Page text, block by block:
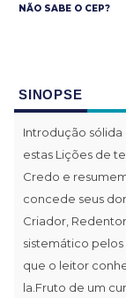
NÃO SABE O CEP?
SINOPSE
Introdução sólida
estas Lições de
Credo e
concede seus
Criador,
sistemático
que o leitor
la.Fruto de um